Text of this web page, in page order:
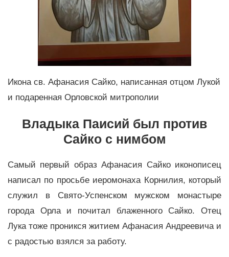
Икона св. Афанасия Сайко, написанная отцом Лукой
и подаренная Орловской митрополии
Владыка Паисий был против
Сайко с нимбом
Самый первый образ Афанасия Сайко иконописец
написал по просьбе иеромонаха Корнилия, который
служил в Свято-Успенском мужском монастыре
города Орла и почитал блаженного Сайко. Отец
Лука тоже проникся житием Афанасия Андреевича и
с радостью взялся за работу.